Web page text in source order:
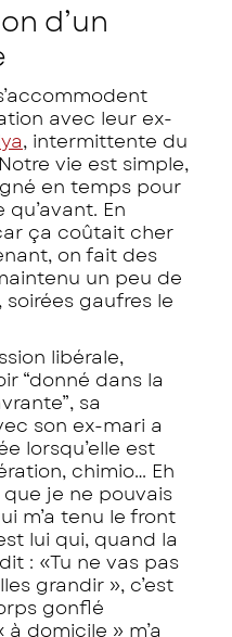
d’un
avec leur ex-
, intermittente du
vie est simple,
en temps pour
En
ça coûtait cher
on fait des
un peu de
gaufres le
libérale,
“donné dans la
sa
son ex-mari a
lorsqu’elle est
chimio… Eh
je ne pouvais
m’a tenu le front
lui qui, quand la
: «Tu ne vas pas
grandir », c’est
gonflé
domicile » m’a